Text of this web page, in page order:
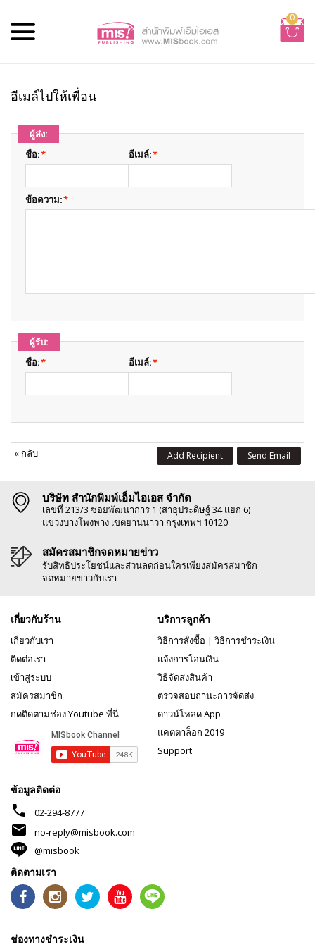
0
อีเมล์ไปให้เพื่อน
ผู้ส่ง:
*
ชื่อ: *
อีเมล์:
*
ข้อความ:
ผู้รับ:
*
ชื่อ: *
อีเมล์:
« กลับ Send Email
Add Recipient
บริษัท สำนักพิมพ์เอ็มไอเอส จำกัด
เลขที่ 213/3 ซอยพัฒนาการ 1 (สาธุประดิษฐ์ 34 แยก 6)
แขวงบางโพงพาง เขตยานนาวา กรุงเทพฯ 10120
สมัครสมาชิกจดหมายข่าว
รับสิทธิประโยชน์และส่วนลดก่อนใครเพียงสมัครสมาชิก
จดหมายข่าวกับเรา
เกี่ยวกับร้าน
เกี่ยวกับเรา
ติดต่อเรา
เข้าสู่ระบบ
สมัครสมาชิก
กดติดตามช่อง Youtube ที่นี่
บริการลูกค้า
วิธีการสั่งซื้อ | วิธีการชำระเงิน
แจ้งการโอนเงิน
วิธีจัดส่งสินค้า
ตรวจสอบถานะการจัดส่ง
ดาวน์โหลด App
แคตตาล็อก 2019
Support
ข้อมูลติดต่อ
phone 02-294-8777
mail
no-reply@misbook.com
@misbook
ติดตามเรา
ช่องทางชำระเงิน